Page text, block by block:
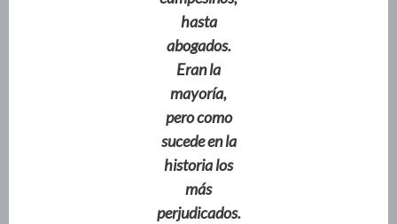
hasta
abogados.
Eran la
mayoría,
pero como
sucede en la
historia los
más
perjudicados.